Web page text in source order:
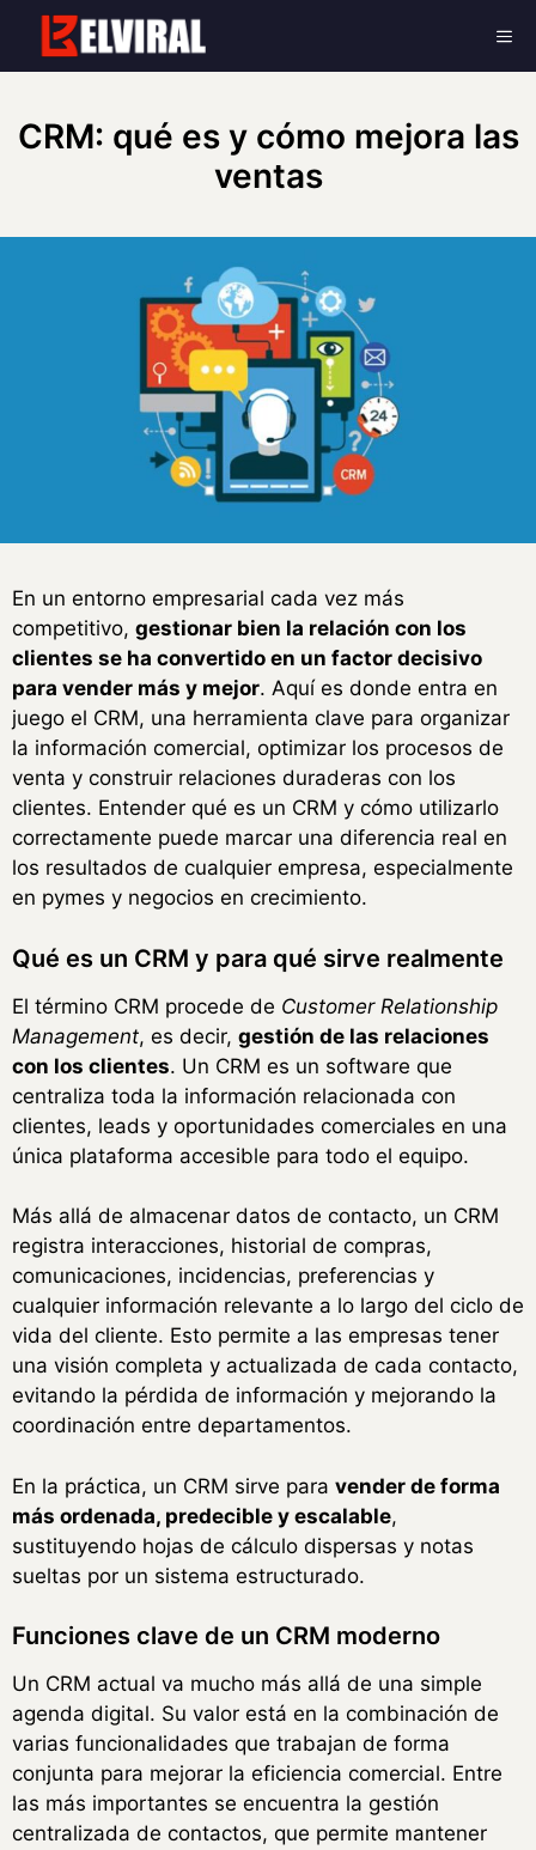
content
CRM: qué es y cómo mejora las
ventas
En un entorno empresarial cada vez más
competitivo, gestionar bien la relación con los
clientes se ha convertido en un factor decisivo
para vender más y mejor. Aquí es donde entra en
juego el CRM, una herramienta clave para organizar
la información comercial, optimizar los procesos de
venta y construir relaciones duraderas con los
clientes. Entender qué es un CRM y cómo utilizarlo
correctamente puede marcar una diferencia real en
los resultados de cualquier empresa, especialmente
en pymes y negocios en crecimiento.
Qué es un CRM y para qué sirve realmente
El término CRM procede de Customer Relationship
Management, es decir, gestión de las relaciones
con los clientes. Un CRM es un software que
centraliza toda la información relacionada con
clientes, leads y oportunidades comerciales en una
única plataforma accesible para todo el equipo.
Más allá de almacenar datos de contacto, un CRM
registra interacciones, historial de compras,
comunicaciones, incidencias, preferencias y
cualquier información relevante a lo largo del ciclo de
vida del cliente. Esto permite a las empresas tener
una visión completa y actualizada de cada contacto,
evitando la pérdida de información y mejorando la
coordinación entre departamentos.
En la práctica, un CRM sirve para vender de forma
más ordenada, predecible y escalable,
sustituyendo hojas de cálculo dispersas y notas
sueltas por un sistema estructurado.
Funciones clave de un CRM moderno
Un CRM actual va mucho más allá de una simple
agenda digital. Su valor está en la combinación de
varias funcionalidades que trabajan de forma
conjunta para mejorar la eficiencia comercial. Entre
las más importantes se encuentra la gestión
centralizada de contactos, que permite mantener